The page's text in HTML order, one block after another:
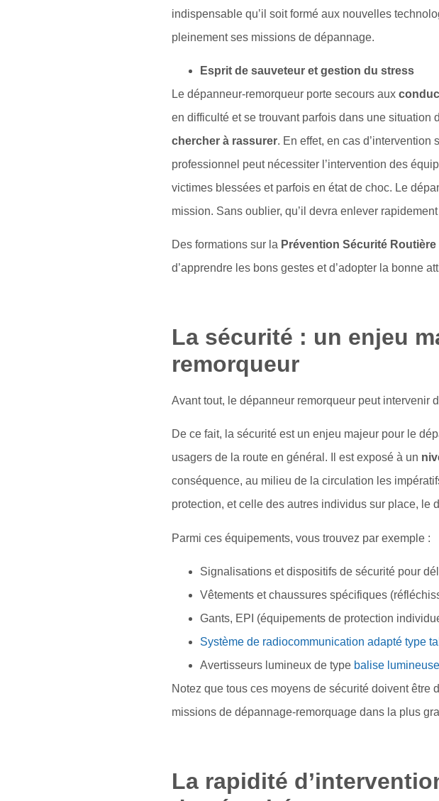
indispensable qu’il soit formé aux nouvelles
pleinement ses missions de dépannage.
Esprit de sauveteur et gestion du stress
Le dépanneur-remorqueur porte secours aux
en difficulté et se trouvant parfois dans une situation
chercher à rassurer. En effet, en cas
professionnel peut nécessiter l’intervention des
victimes blessées et parfois en état de choc. Le
mission. Sans oublier, qu’il devra enlever
Des formations sur la Prévention Sécurité
d’apprendre les bons gestes et d’adopter la bonne
La sécurité : un enjeu
remorqueur
Avant tout, le dépanneur remorqueur peut intervenir
De ce fait, la sécurité est un enjeu majeur pour le
usagers de la route en général. Il est exposé à un
conséquence, au milieu de la circulation les
protection, et celle des autres individus sur place, le
Parmi ces équipements, vous trouvez par exemple :
Signalisations et dispositifs de sécurité pour
Vêtements et chaussures spécifiques
Gants, EPI (équipements de protection
Système de radiocommunication adapté type
Avertisseurs lumineux de type balise lumineuse
Notez que tous ces moyens de sécurité doivent
missions de dépannage-remorquage dans la plus
La rapidité